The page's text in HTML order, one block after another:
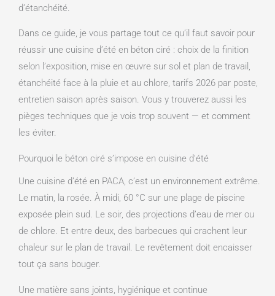
d’étanchéité.
Dans ce guide, je vous partage tout ce qu’il faut savoir pour
réussir une cuisine d’été en béton ciré : choix de la finition
selon l’exposition, mise en œuvre sur sol et plan de travail,
étanchéité face à la pluie et au chlore, tarifs 2026 par poste,
entretien saison après saison. Vous y trouverez aussi les
pièges techniques que je vois trop souvent — et comment
les éviter.
Pourquoi le béton ciré s’impose en cuisine d’été
Une cuisine d’été en PACA, c’est un environnement extrême.
Le matin, la rosée. À midi, 60 °C sur une plage de piscine
exposée plein sud. Le soir, des projections d’eau de mer ou
de chlore. Et entre deux, des barbecues qui crachent leur
chaleur sur le plan de travail. Le revêtement doit encaisser
tout ça sans bouger.
Une matière sans joints, hygiénique et continue